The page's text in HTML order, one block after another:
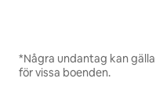
*Några undantag kan
för vissa boenden.